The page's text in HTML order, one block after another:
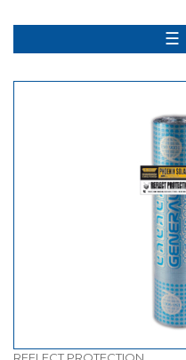
☰